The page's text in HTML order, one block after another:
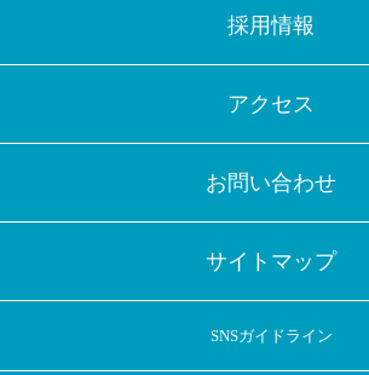
採用情報
アクセス
お問い合わせ
サイトマップ
SNSガイドライン